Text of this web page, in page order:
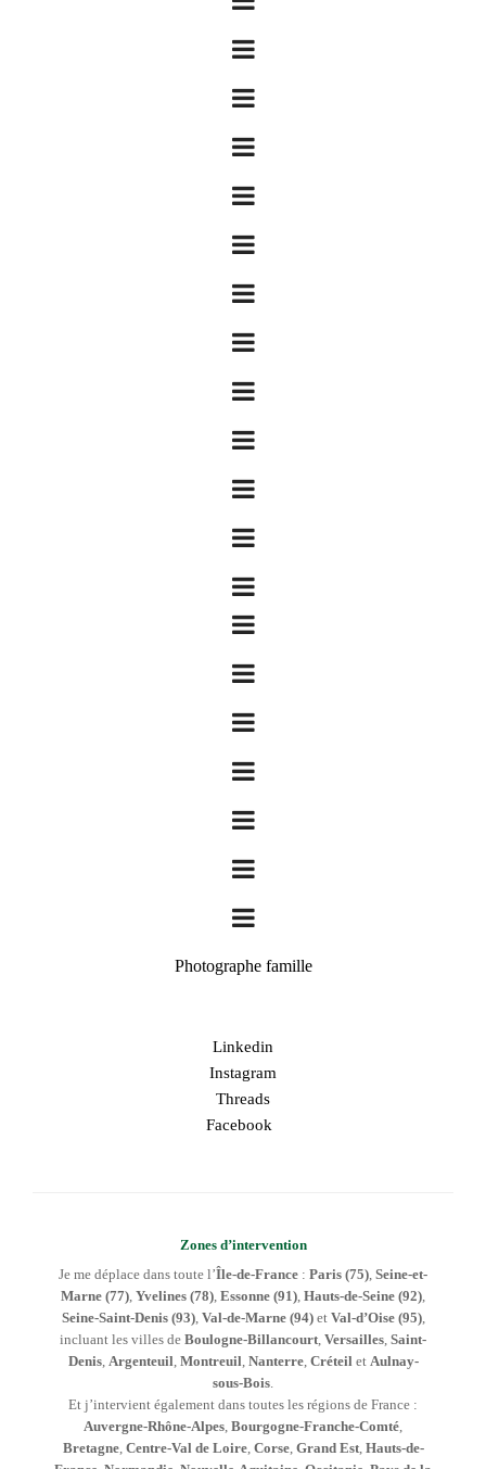
Photographe famille
Linkedin
Instagram
Threads
Facebook
Zones d’intervention
Je me déplace dans toute l’Île-de-France : Paris (75) Seine-et-
Marne (77) Yvelines (78) Essonne (91) Hauts-de-Seine (92)
Seine-Saint-Denis (93), Val-de-Marne (94)et Val-d’Oise (95),
incluant les villes de Boulogne-Billancourt Versailles Saint-
Denis, Argenteuil Montreuil Nanterre, Créteil et Aulnay-
sous-Bois
Et j’intervient également dans toutes les régions de France :
Auvergne-Rhône-Alpes Bourgogne-Franche-Comté
Bretagne, Centre-Val de Loire, Corse, Grand Est, Hauts-de-